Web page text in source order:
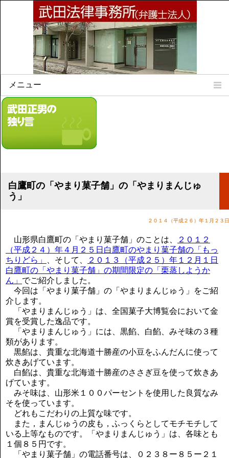
メニュー
Home
所属弁護士
法律相談案内
リンク集
気をつけたい法律のポイント
武田正男の独り言
白鷹町の「やまり菓子舗」の「やまりまんじゅ
う」
２０１４（平成２６）年１月２３日
山形県白鷹町の「やまり菓子舗」のことは、
２０１２
（平成２４）年４月２５日白鷹町のやまり菓子舗の「もっ
ちりどら」
、そして、
２０１３（平成２５）年１２月１日
白鷹町の「やまり菓子舗」の期間限定の「栗蒸しようか
ん」 でご紹介しました。
今回は「やまり菓子舗」の「やまりまんじゅう」をご紹
介します。
「やまりまんじゅう」は、全国菓子大博覧会において金
賞を受賞した逸品です。
「やまりまんじゅう」には、黒餡、白餡、みそ味の３種
類があります。
黒餡は、貴重な北海道十勝産の小豆をふんだんに使って
炊きあげています。
白餡は、貴重な北海道十勝産のささぎ豆を使って炊きあ
げています。
みそ味は、山形米１００パーセントを使用した良質なみ
そを使っています。
どれもこだわりの上質な味です。
また，まんじゅうの皮も，ふっくらとしてモチモチして
いる上等なものです。「やまりまんじゅう」は、各味とも
１個８５円です。
「やまり菓子舗」の電話番号は、０２３８ー８５ー２１